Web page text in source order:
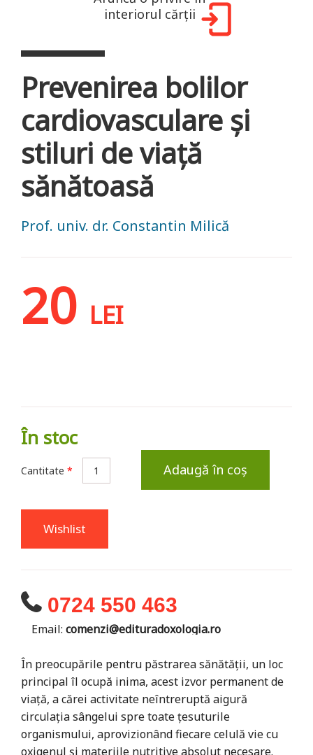
interiorul cărții
Prevenirea bolilor
cardiovasculare și
stiluri de viață
sănătoasă
Prof. univ. dr. Constantin Milică
20 LEI
În stoc
Cantitate * Adaugă în coș
Wishlist
0724 550 463
Email: comenzi@edituradoxologia.ro
În preocupările pentru păstrarea sănătăţii, un loc
principal îl ocupă inima, acest izvor permanent de
viaţă, a cărei activitate neîntreruptă aigură
circulaţia sângelui spre toate ţesuturile
organismului, aprovizionând fiecare celulă vie cu
oxigenul şi materiile nutritive absolut necesare.